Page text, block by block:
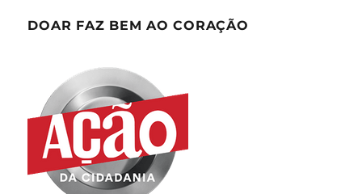
DOAR FAZ BEM AO CORAÇÃO